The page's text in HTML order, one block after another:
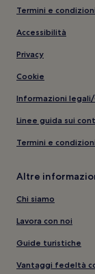
Termini e
Accessibilità
Privacy
Cookie
Informazioni
Linee guida sui
Termini e
Altre
Chi siamo
Lavora con noi
Guide turistiche
Vantaggi fedeltà